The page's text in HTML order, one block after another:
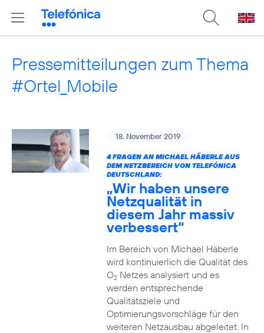
Pressemitteilungen zum Thema
#Ortel_Mobile
18. November 2019
4 FRAGEN AN MICHAEL HÄBERLE AUS
DEM NETZBEREICH VON TELEFÓNICA
DEUTSCHLAND:
„Wir haben unsere
Netzqualität in
diesem Jahr massiv
verbessert“
Im Bereich von Michael Häberle
wird kontinuierlich die Qualität des
O2Netzes analysiert und es
werden entsprechende
Qualitätsziele und
Optimierungsvorschläge für den
weiteren Netzausbau abgeleitet. In